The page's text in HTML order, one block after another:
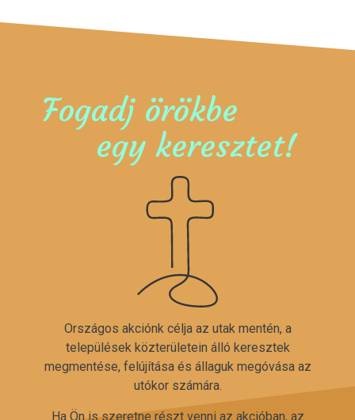
Fogadj örökbe
egy keresztet!
Országos akciónk célja az utak mentén, a
települések közterületein álló keresztek
megmentése, felújítása és állaguk megóvása az
utókor számára.
Ha Ön is szeretne részt venni az akcióban, az